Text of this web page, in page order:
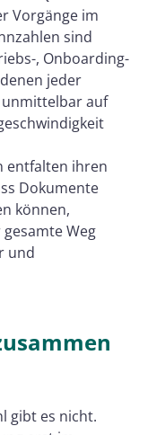
Vorgänge im
sind
, Onboarding-
jeder
auf
entfalten ihren
Dokumente
können,
Weg
und
gibt es nicht.